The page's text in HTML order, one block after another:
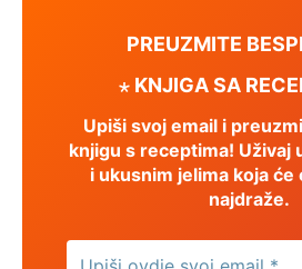
PREUZMITE
⋆ KNJIGA SA
Upiši svoj email i
knjigu s receptima! Uživaj
i ukusnim jelima koja
najdraže.